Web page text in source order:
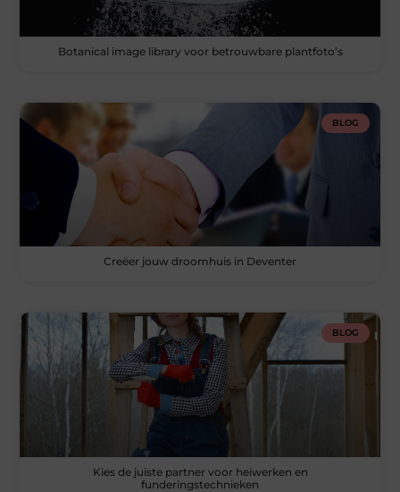
Botanical image library voor betrouwbare plantfoto’s
BLOG
Creëer jouw droomhuis in Deventer
BLOG
Kies de juiste partner voor heiwerken en
funderingstechnieken